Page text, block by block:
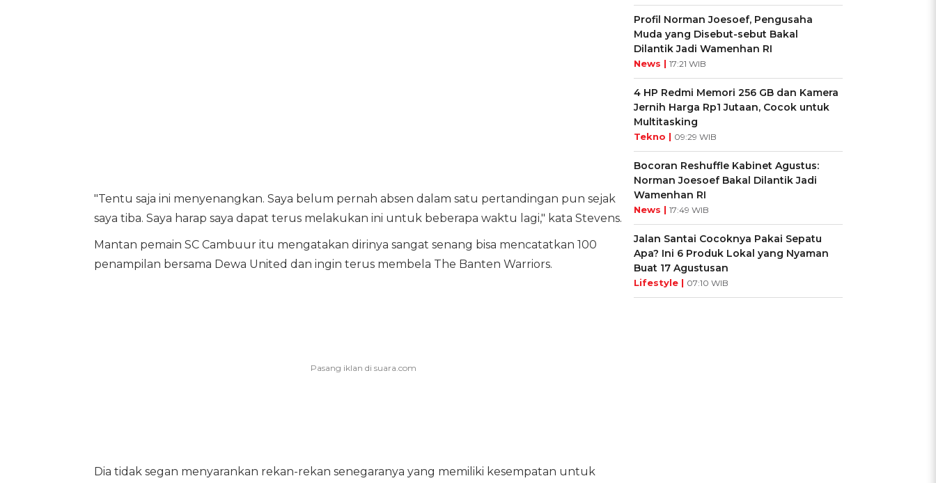
"Tentu saja ini menyenangkan. Saya belum pernah absen dalam satu pertandingan pun sejak
saya tiba. Saya harap saya dapat terus melakukan ini untuk beberapa waktu lagi," kata Stevens.
Mantan pemain SC Cambuur itu mengatakan dirinya sangat senang bisa mencatatkan 100
penampilan bersama Dewa United dan ingin terus membela The Banten Warriors.
Dia tidak segan menyarankan rekan-rekan senegaranya yang memiliki kesempatan untuk
Profil Norman Joesoef, Pengusaha
Muda yang Disebut-sebut Bakal
Dilantik Jadi Wamenhan RI
News | 17:21 WIB
4 HP Redmi Memori 256 GB dan Kamera
Jernih Harga Rp1 Jutaan, Cocok untuk
Multitasking
Tekno | 09:29 WIB
Bocoran Reshuffle Kabinet Agustus:
Norman Joesoef Bakal Dilantik Jadi
Wamenhan RI
News | 17:49 WIB
Jalan Santai Cocoknya Pakai Sepatu
Apa? Ini 6 Produk Lokal yang Nyaman
Buat 17 Agustusan
Lifestyle | 07:10 WIB